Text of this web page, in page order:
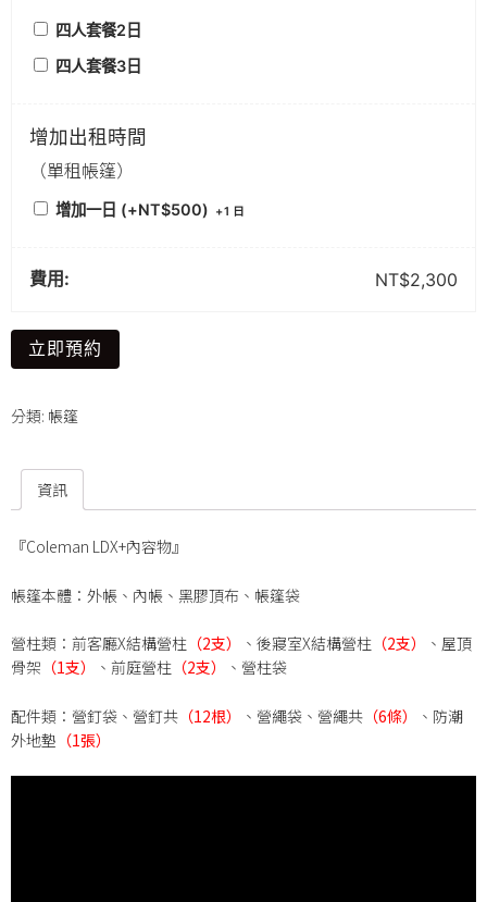
四人套餐2日
四人套餐3日
增加出租時間
（單租帳篷）
增加一日 (+NT$500) +1 日
費用: NT$2,300
立即預約
分類: 帳篷
資訊
『Coleman LDX+內容物』
帳篷本體：外帳、內帳、黑膠頂布、帳篷袋
營柱類：前客廳X結構營柱 （2支） 、後寢室X結構營柱 （2支）
、屋頂
骨架 （1支） 、前庭營柱 （2支） 、營柱袋
配件類：營釘袋、營釘共 （12根） 、營繩袋、營繩共 （6條）
、防潮
外地墊 （1張）